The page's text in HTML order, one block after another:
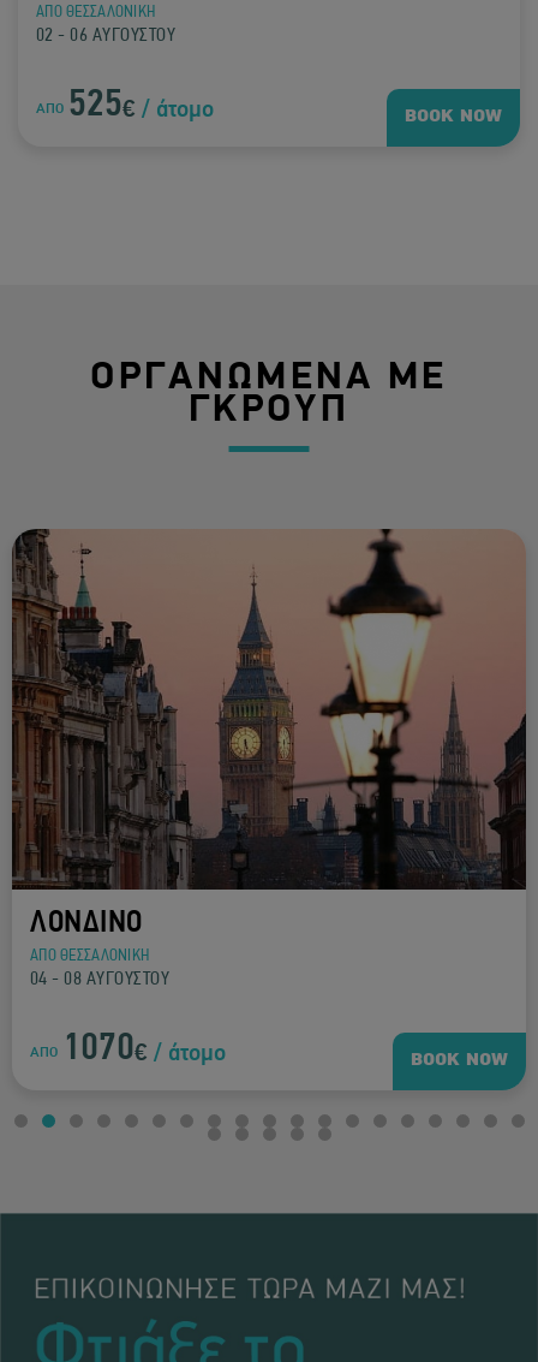
BOOK NOW
ΑΠΟ ΘΕΣΣΑΛΟΝΙΚΗ
02 - 06 ΑΥΓΟΥΣΤΟΥ
ΑΠΟ 525€ / άτομο
ΟΡΓΑΝΩΜΕΝΑ ΜΕ
ΓΚΡΟΥΠ
BOOK NOW
ΛΟΝΔΙΝΟ
ΑΠΟ ΘΕΣΣΑΛΟΝΙΚΗ
04 - 08 ΑΥΓΟΥΣΤΟΥ
ΑΠΟ 1070€ / άτομο